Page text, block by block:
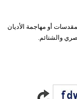
أو مهاجمة الأديان
والشتائم.